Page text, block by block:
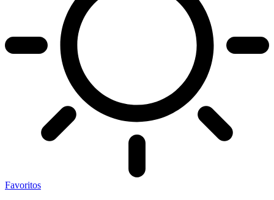
Favoritos